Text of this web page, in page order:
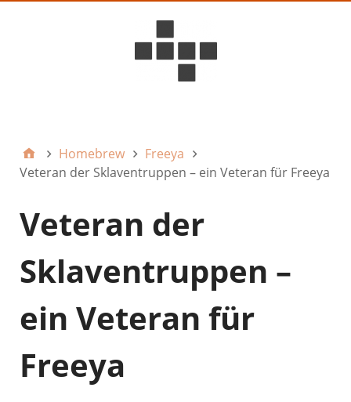
Homebrew
Freeya
Veteran der Sklaventruppen – ein Veteran für Freeya
Veteran der
Sklaventruppen –
ein Veteran für
Freeya